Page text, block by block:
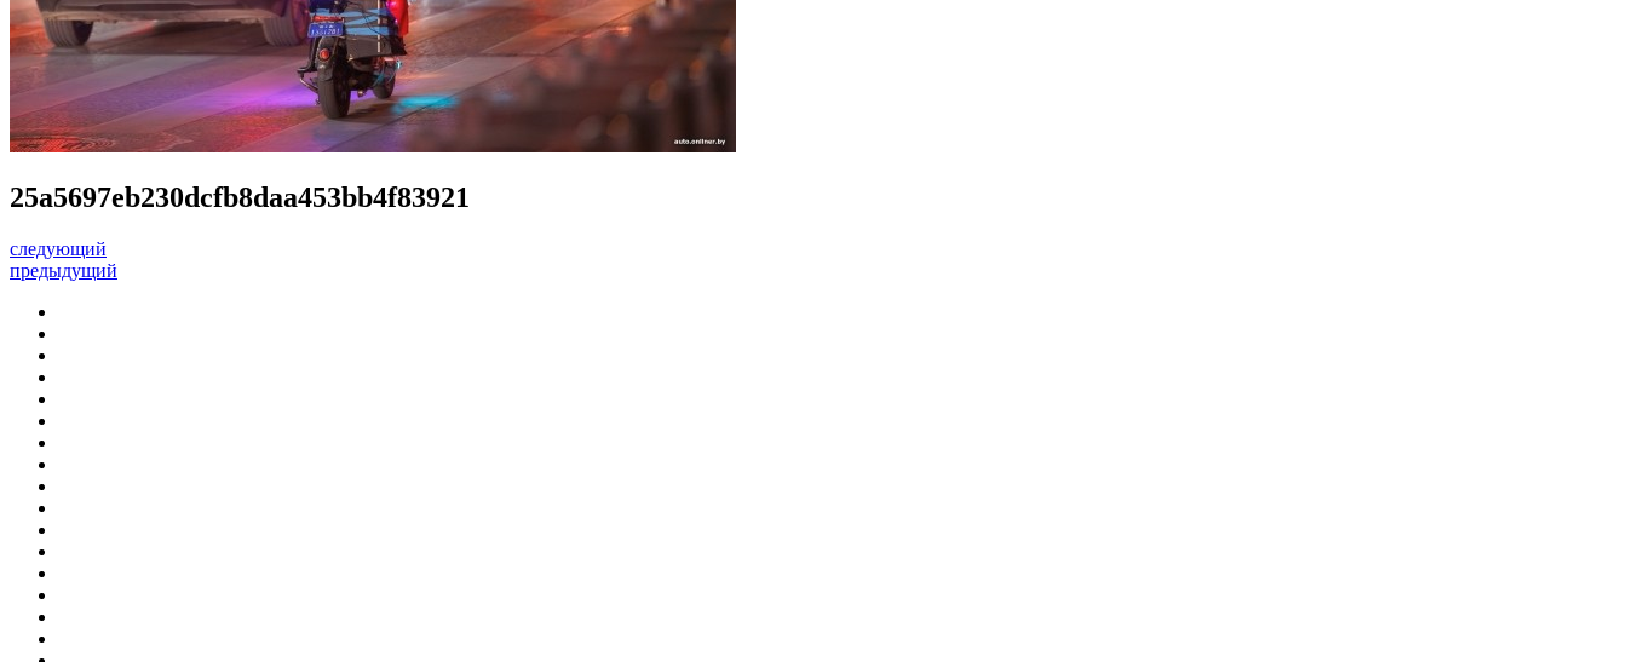
25a5697eb230dcfb8daa453bb4f83921
следующий
предыдущий